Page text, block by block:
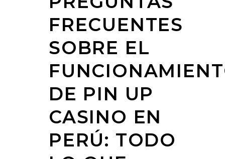
FRECUENTES
SOBRE EL
DE PIN UP
CASINO EN
PERÚ: TODO